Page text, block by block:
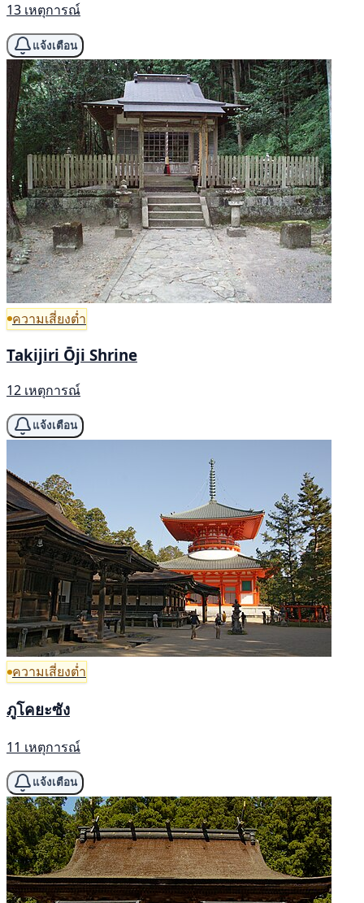
13 เหตุการณ์
แจ้งเตือน
ความเสี่ยงต่ำ
Takijiri Ōji Shrine
12 เหตุการณ์
แจ้งเตือน
ความเสี่ยงต่ำ
ภูโคยะซัง
11 เหตุการณ์
แจ้งเตือน